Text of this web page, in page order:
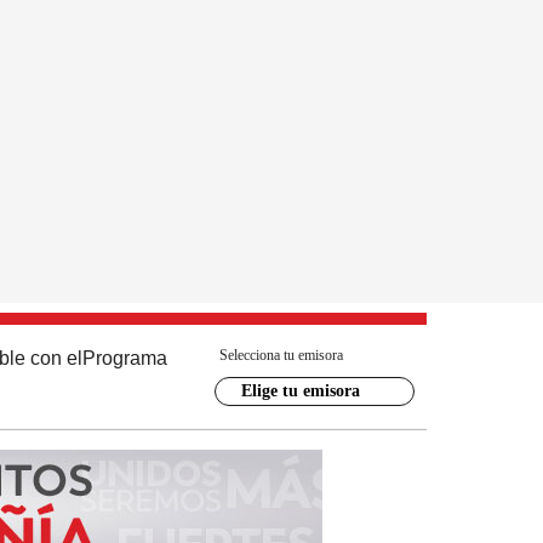
con el Programa Selecciona tu emisora
Elige tu emisora